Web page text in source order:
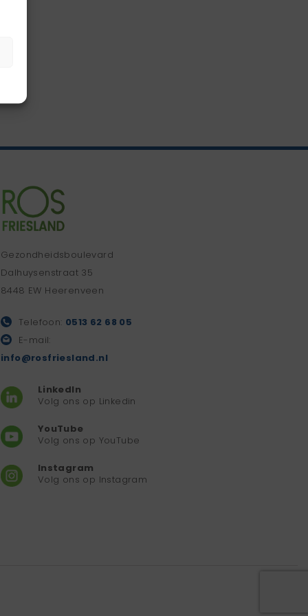
Gezondheidsboulevard
Dalhuysenstraat 35
8448 EW Heerenveen
Telefoon: 0513 62 68 05
E-mail:
info@rosfriesland.nl
LinkedIn
Volg ons op Linkedin
YouTube
Volg ons op YouTube
Instagram
Volg ons op Instagram